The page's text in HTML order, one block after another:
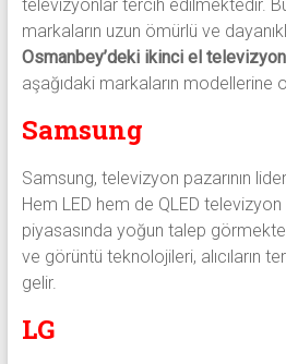
televizyonlar tercih edilmektedir.
markaların uzun ömürlü ve
Osmanbey’deki ikinci el televizyon
aşağıdaki markaların modellerine
Samsung
Samsung, televizyon pazarının
Hem LED hem de QLED
piyasasında yoğun talep
ve görüntü teknolojileri, alıcıların
gelir.
LG